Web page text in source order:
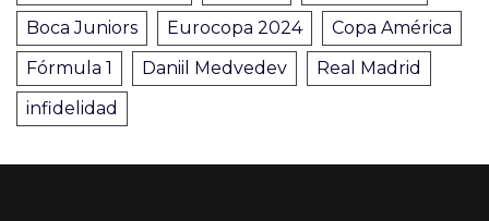
Boca Juniors
Eurocopa 2024
Copa América
Fórmula 1
Daniil Medvedev
Real Madrid
infidelidad